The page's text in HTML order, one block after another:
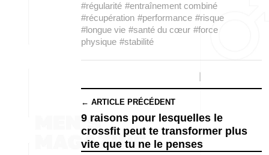
#régularité #entraînement combiné
#récupération #performance #risque
#longue vie #santé du cœur #force
physique #stabilité
← ARTICLE PRÉCÉDENT
9 raisons pour lesquelles le
crossfit peut te transformer plus
vite que tu ne le penses